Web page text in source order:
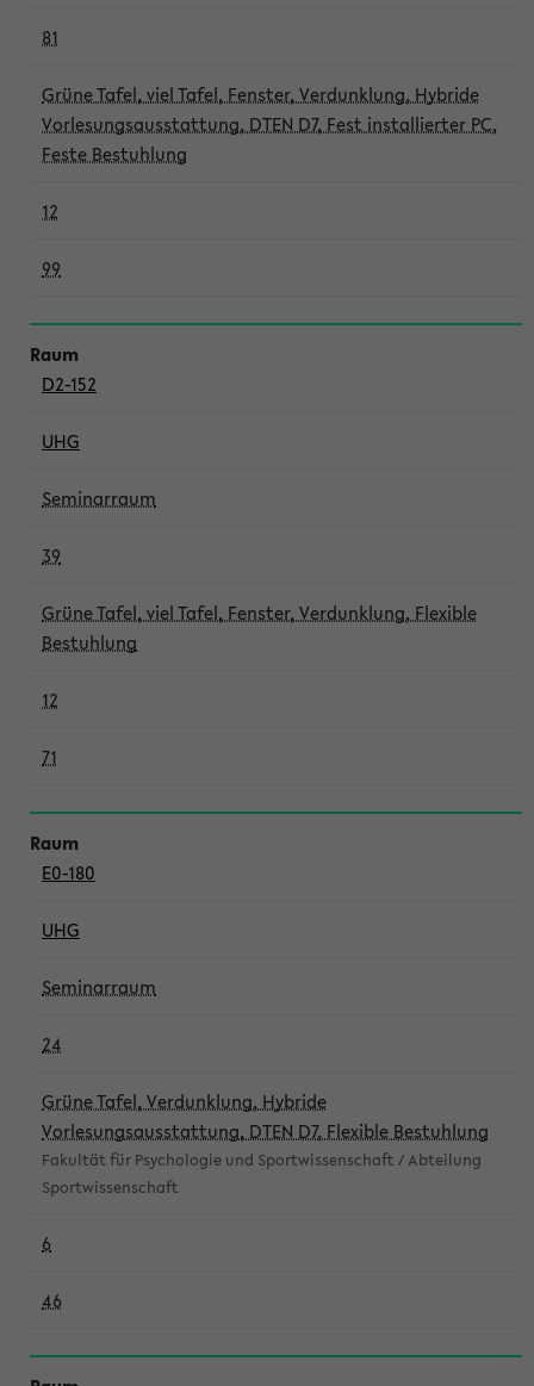
81
Grüne Tafel, viel Tafel, Fenster, Verdunklung, Hybride
Vorlesungsausstattung, DTEN D7, Fest installierter PC,
Feste Bestuhlung
12
99
D2-152
UHG
Seminarraum
39
Grüne Tafel, viel Tafel, Fenster, Verdunklung, Flexible
Bestuhlung
12
71
E0-180
UHG
Seminarraum
24
Grüne Tafel, Verdunklung, Hybride
Vorlesungsausstattung, DTEN D7, Flexible Bestuhlung
Fakultät für Psychologie und Sportwissenschaft / Abteilung
Sportwissenschaft
6
46